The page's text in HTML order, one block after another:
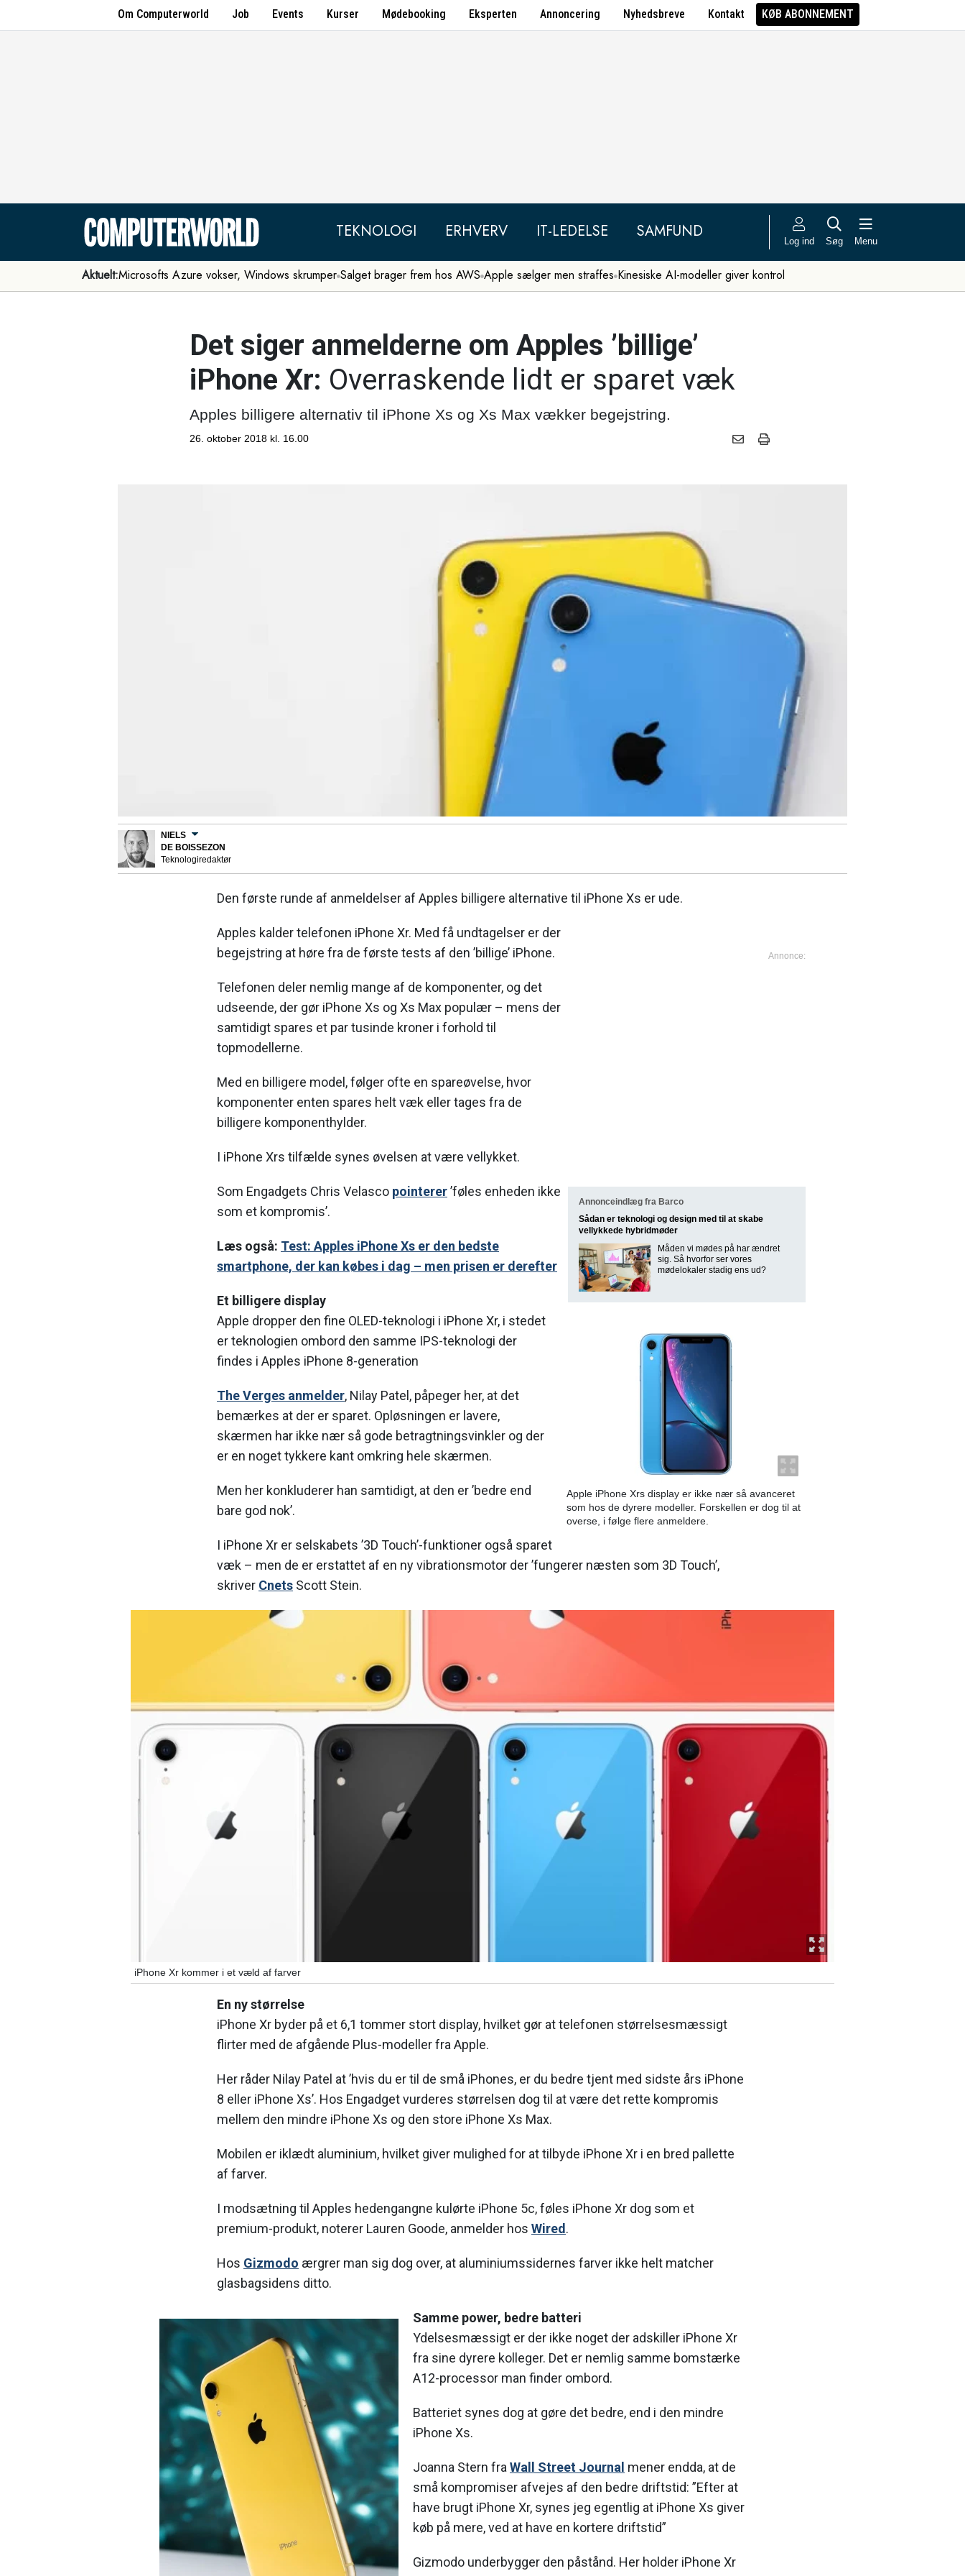
Om Computerworld Job Events Kurser Mødebooking Eksperten Annoncering Nyhedsbreve Kontakt KØB ABONNEMENT
TEKNOLOGI ERHVERV IT-LEDELSE SAMFUND Log ind Søg Menu
Aktuelt:Microsofts Azure vokser, Windows skrumper Salget brager frem hos AWS Apple sælger men straffes Kinesiske AI-modeller giver kontrol
Det siger anmelderne om Apples ’billige’
iPhone Xr: Overraskende lidt er sparet væk
Apples billigere alternativ til iPhone Xs og Xs Max vækker begejstring.
26. oktober 2018 kl. 16.00
NIELS
DE BOISSEZON
Teknologiredaktør
Annonceindlæg fra Barco
Sådan er teknologi og design med til at skabe
vellykkede hybridmøder
Måden vi mødes på har ændret
sig. Så hvorfor ser vores
mødelokaler stadig ens ud?
Den første runde af anmeldelser af Apples billigere alternative til iPhone Xs er ude.
Apples kalder telefonen iPhone Xr. Med få undtagelser er der
begejstring at høre fra de første tests af den ’billige’ iPhone.
Telefonen deler nemlig mange af de komponenter, og det
udseende, der gør iPhone Xs og Xs Max populær – mens der
samtidigt spares et par tusinde kroner i forhold til
topmodellerne.
Med en billigere model, følger ofte en spareøvelse, hvor
komponenter enten spares helt væk eller tages fra de
billigere komponenthylder.
I iPhone Xrs tilfælde synes øvelsen at være vellykket.
Som Engadgets Chris Velasco pointerer’føles enheden ikke
som et kompromis’.
Læs også: Test: Apples iPhone Xs er den bedste
smartphone, der kan købes i dag – men prisen er derefter
Apple iPhone Xrs display er ikke nær så avanceret
som hos de dyrere modeller. Forskellen er dog til at
overse, i følge flere anmeldere.
Et billigere display
Apple dropper den fine OLED-teknologi i iPhone Xr, i stedet
er teknologien ombord den samme IPS-teknologi der
findes i Apples iPhone 8-generation
The Verges anmelder, Nilay Patel, påpeger her, at det
bemærkes at der er sparet. Opløsningen er lavere,
skærmen har ikke nær så gode betragtningsvinkler og der
er en noget tykkere kant omkring hele skærmen.
Men her konkluderer han samtidigt, at den er ’bedre end
bare god nok’.
I iPhone Xr er selskabets ’3D Touch’-funktioner også sparet
væk – men de er erstattet af en ny vibrationsmotor der ’fungerer næsten som 3D Touch’,
skriver Cnets Scott Stein.
iPhone Xr kommer i et væld af farver
En ny størrelse
iPhone Xr byder på et 6,1 tommer stort display, hvilket gør at telefonen størrelsesmæssigt
flirter med de afgående Plus-modeller fra Apple.
Her råder Nilay Patel at ’hvis du er til de små iPhones, er du bedre tjent med sidste års iPhone
8 eller iPhone Xs’. Hos Engadget vurderes størrelsen dog til at være det rette kompromis
mellem den mindre iPhone Xs og den store iPhone Xs Max.
Mobilen er iklædt aluminium, hvilket giver mulighed for at tilbyde iPhone Xr i en bred pallette
af farver.
I modsætning til Apples hedengangne kulørte iPhone 5c, føles iPhone Xr dog som et
premium-produkt, noterer Lauren Goode, anmelder hos Wired.
Hos Gizmodo ærgrer man sig dog over, at aluminiumssidernes farver ikke helt matcher
glasbagsidens ditto.
Samme power, bedre batteri
Ydelsesmæssigt er der ikke noget der adskiller iPhone Xr
fra sine dyrere kolleger. Det er nemlig samme bomstærke
A12-processor man finder ombord.
Batteriet synes dog at gøre det bedre, end i den mindre
iPhone Xs.
Joanna Stern fraWall Street Journal mener endda, at de
små kompromiser afvejes af den bedre driftstid: ”Efter at
have brugt iPhone Xr, synes jeg egentlig at iPhone Xs giver
køb på mere, ved at have en kortere driftstid”
Gizmodo underbygger den påstånd. Her holder iPhone Xr